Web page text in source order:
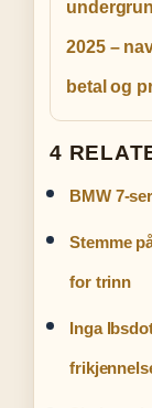
2025 –
betal og
4
BMW 7-
Stemme
for trinn
Inga